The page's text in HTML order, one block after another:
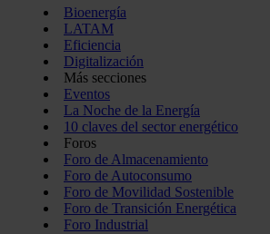
Bioenergía
LATAM
Eficiencia
Digitalización
Más secciones
Eventos
La Noche de la Energía
10 claves del sector energético
Foros
Foro de Almacenamiento
Foro de Autoconsumo
Foro de Movilidad Sostenible
Foro de Transición Energética
Foro Industrial